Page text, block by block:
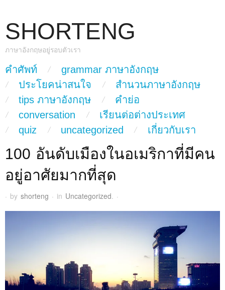
SHORTENG
ภาษาอังกฤษอยู่รอบตัวเรา
Main Menu
skip to content
คำศัพท์
grammar ภาษาอังกฤษ
ประโยคน่าสนใจ
สำนวนภาษาอังกฤษ
tips ภาษาอังกฤษ
คำย่อ
conversation
เรียนต่อต่างประเทศ
quiz
uncategorized เกี่ยวกับเรา
100 อันดับเมืองในอเมริกาที่มีคน
อยู่อาศัยมากที่สุด
· by shorteng · in Uncategorized. ·